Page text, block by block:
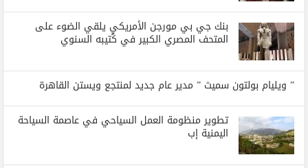
بنك جي بي مورجن الأمريكي يلقي الضوء على
المتحف المصري الكبير في كُتيبه السنوي
” ويليام بولتون سميث ” مدير عام جديد لمنتجع ويستن القاهرة
تطوير منظومة العمل السياحي في عاصمة السياحة
اليمنية إب